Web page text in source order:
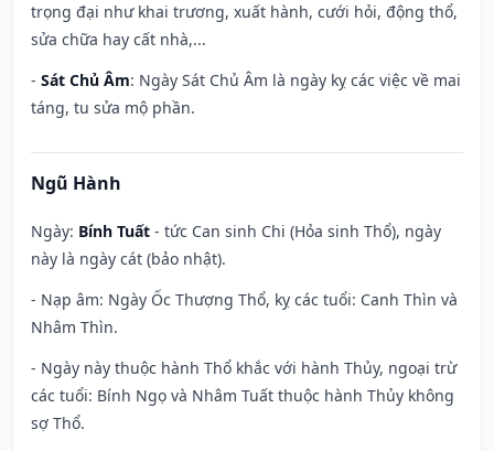
trọng đại như khai trương, xuất hành, cưới hỏi, động thổ,
sửa chữa hay cất nhà,...
- Sát Chủ Âm: Ngày Sát Chủ Âm là ngày kỵ các việc về mai
táng, tu sửa mộ phần.
Ngũ Hành
Ngày: Bính Tuất - tức Can sinh Chi (Hỏa sinh Thổ), ngày
này là ngày cát (bảo nhật).
- Nạp âm: Ngày Ốc Thượng Thổ, kỵ các tuổi: Canh Thìn và
Nhâm Thìn.
- Ngày này thuộc hành Thổ khắc với hành Thủy, ngoại trừ
các tuổi: Bính Ngọ và Nhâm Tuất thuộc hành Thủy không
sợ Thổ.